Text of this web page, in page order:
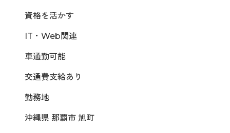
資格を活かす
IT・Web関連
車通勤可能
交通費支給あり
勤務地
沖縄県 那覇市 旭町